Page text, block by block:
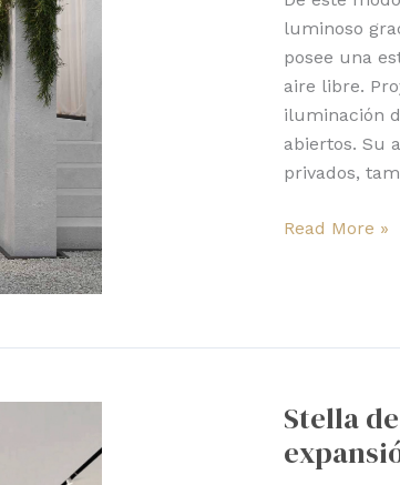
luminoso
posee una
aire libre.
iluminación
abiertos. Su
privados,
Read More »
Stella
Pablo:
dinámica